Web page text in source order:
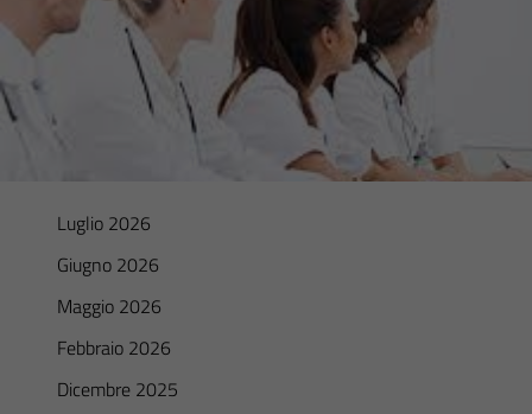
Luglio 2026
Giugno 2026
Maggio 2026
Febbraio 2026
Dicembre 2025